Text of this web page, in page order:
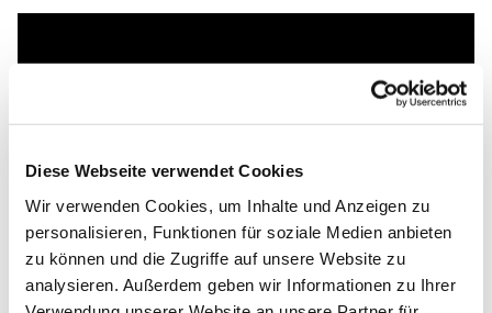
Diese Webseite verwendet Cookies
Wir verwenden Cookies, um Inhalte und Anzeigen zu
personalisieren, Funktionen für soziale Medien anbieten
zu können und die Zugriffe auf unsere Website zu
analysieren. Außerdem geben wir Informationen zu Ihrer
Dies könnte Sie auch
interessieren